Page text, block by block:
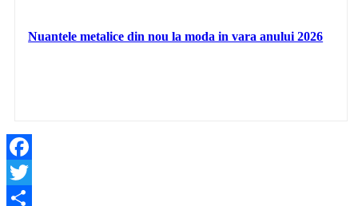
Nuantele metalice din nou la moda in vara anului 2026
Facebook
Twitter